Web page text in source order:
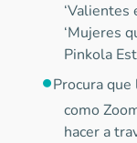
‘Valientes
‘Mujeres
Pinkola
Procura
como
hacer a